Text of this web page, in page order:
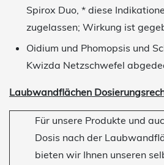
Spirox Duo, * diese
zugelassen; Wirkung ist
Oidium und Phomopsis und
Kwizda Netzschwefel
Laubwandflächen
Für unsere Produkte und
Dosis nach der
bieten wir Ihnen unseren